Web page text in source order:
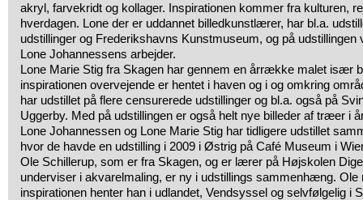
akryl, farvekridt og kollager. Inspirationen kommer fra kulturen,
hverdagen. Lone der er uddannet billedkunstlærer, har bl.a.
udstillinger og Frederikshavns Kunstmuseum, og på udstillingen
Lone Johannessens arbejder.
Lone Marie Stig fra Skagen har gennem en årrække malet især
inspirationen overvejende er hentet i haven og i og omkring
har udstillet på flere censurerede udstillinger og bl.a. også på
Uggerby. Med på udstillingen er også helt nye billeder af træer i
Lone Johannessen og Lone Marie Stig har tidligere udstillet
hvor de havde en udstilling i 2009 i Østrig på Café Museum i
Ole Schillerup, som er fra Skagen, og er lærer på Højskolen
underviser i akvarelmaling, er ny i udstillings sammenhæng. Ole
inspirationen henter han i udlandet, Vendsyssel og selvfølgelig i